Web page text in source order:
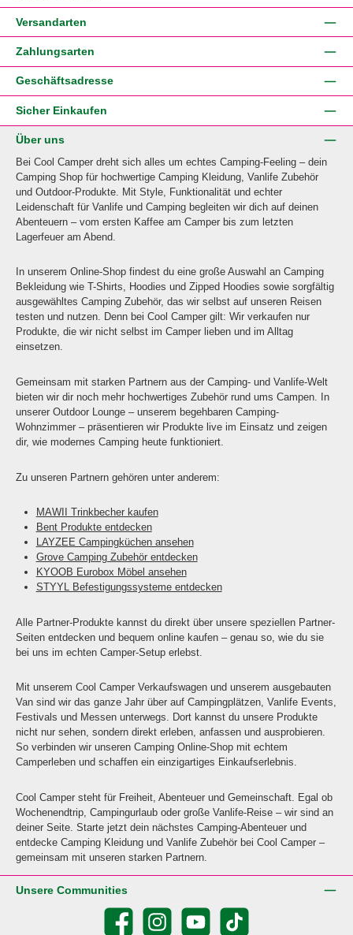
Versandarten
Zahlungsarten
Geschäftsadresse
Sicher Einkaufen
Über uns
Bei Cool Camper dreht sich alles um echtes Camping-Feeling – dein
Camping Shop für hochwertige Camping Kleidung, Vanlife Zubehör
und Outdoor-Produkte. Mit Style, Funktionalität und echter
Leidenschaft für Vanlife und Camping begleiten wir dich auf deinen
Abenteuern – vom ersten Kaffee am Camper bis zum letzten
Lagerfeuer am Abend.
In unserem Online-Shop findest du eine große Auswahl an Camping
Bekleidung wie T-Shirts, Hoodies und Zipped Hoodies sowie sorgfältig
ausgewähltes Camping Zubehör, das wir selbst auf unseren Reisen
testen und nutzen. Denn bei Cool Camper gilt: Wir verkaufen nur
Produkte, die wir nicht selbst im Camper lieben und im Alltag
einsetzen.
Gemeinsam mit starken Partnern aus der Camping- und Vanlife-Welt
bieten wir dir noch mehr hochwertiges Zubehör rund ums Campen. In
unserer Outdoor Lounge – unserem begehbaren Camping-
Wohnzimmer – präsentieren wir Produkte live im Einsatz und zeigen
dir, wie modernes Camping heute funktioniert.
Zu unseren Partnern gehören unter anderem:
MAWII Trinkbecher kaufen
Bent Produkte entdecken
LAYZEE Campingküchen ansehen
Grove Camping Zubehör entdecken
KYOOB Eurobox Möbel ansehen
STYYL Befestigungssysteme entdecken
Alle Partner-Produkte kannst du direkt über unsere speziellen Partner-
Seiten entdecken und bequem online kaufen – genau so, wie du sie
bei uns im echten Camper-Setup erlebst.
Mit unserem Cool Camper Verkaufswagen und unserem ausgebauten
Van sind wir das ganze Jahr über auf Campingplätzen, Vanlife Events,
Festivals und Messen unterwegs. Dort kannst du unsere Produkte
nicht nur sehen, sondern direkt erleben, anfassen und ausprobieren.
So verbinden wir unseren Camping Online-Shop mit echtem
Camperleben und schaffen ein einzigartiges Einkaufserlebnis.
Cool Camper steht für Freiheit, Abenteuer und Gemeinschaft. Egal ob
Wochenendtrip, Campingurlaub oder große Vanlife-Reise – wir sind an
deiner Seite. Starte jetzt dein nächstes Camping-Abenteuer und
entdecke Camping Kleidung und Vanlife Zubehör bei Cool Camper –
gemeinsam mit unseren starken Partnern.
Unsere Communities
Facebook Instagram YouTube TikTok